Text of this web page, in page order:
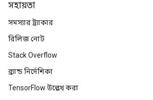
সহায়তা
সমস্যার ট্র্যাকার
রিলিজ নোট
Stack Overflow
ব্র্যান্ড নির্দেশিকা
TensorFlow উল্লেখ করা